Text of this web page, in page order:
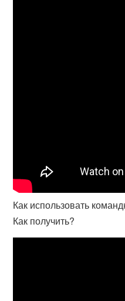
Как использовать
Как получить?